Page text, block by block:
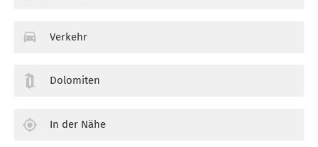
Verkehr
Dolomiten
In der Nähe